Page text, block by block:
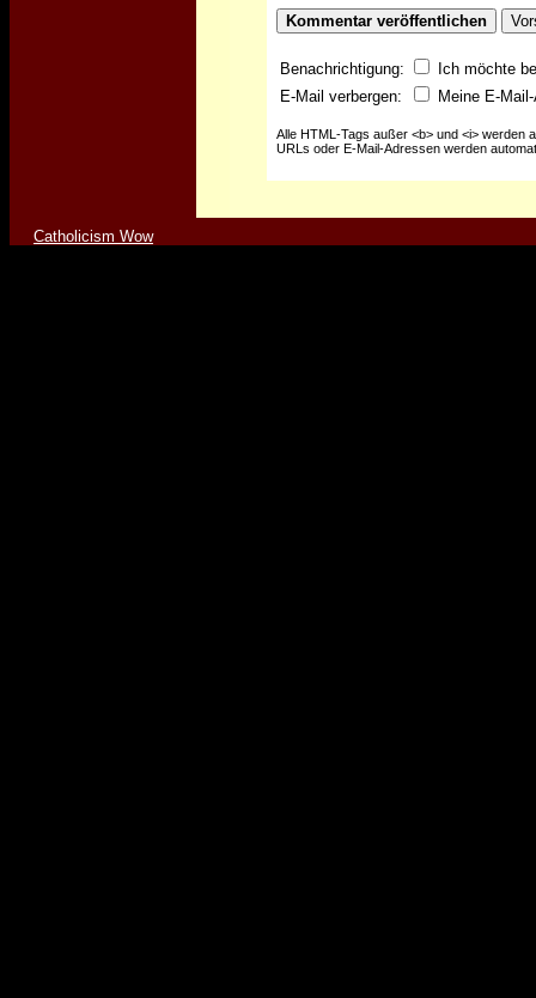
Benachrichtigung:
Ich möchte
E-Mail verbergen:
Meine E-
Alle HTML-Tags außer <b> und <i> werden
URLs oder E-Mail-Adressen werden
Catholicism Wow